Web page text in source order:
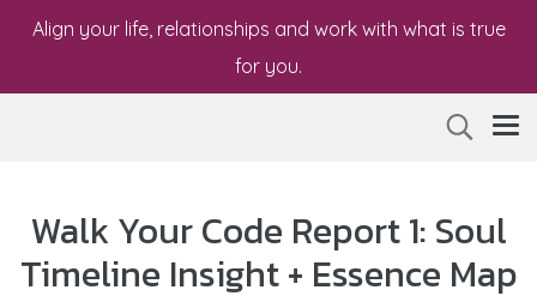
Align your life, relationships and work with what is true
for you.
Walk Your Code Report 1: Soul
Timeline Insight + Essence Map